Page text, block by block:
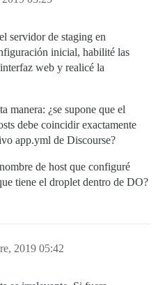
servidor de staging en
inicial, habilité las
web y realicé la
manera: ¿se supone que el
debe coincidir exactamente
app.yml de Discourse?
de host que configuré
tiene el droplet dentro de DO?
2019 05:42